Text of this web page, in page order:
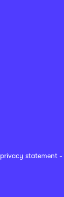
privacy statement -